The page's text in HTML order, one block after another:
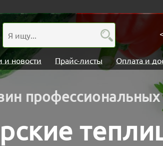
и новости Прайс-листы Оплата и
профессиональных